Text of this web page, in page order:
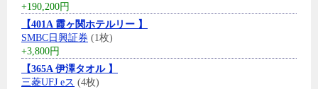
+190,200円
【401A 霞ヶ関ホテルリー 】
SMBC日興証券 (1枚)
+3,800円
【365A 伊澤タオル 】
三菱UFJ eス (4枚)